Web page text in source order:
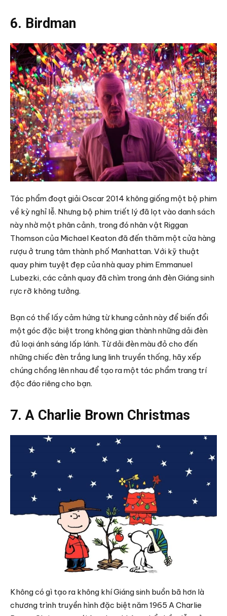
6. Birdman
Tác phẩm đoạt giải Oscar 2014 không giống một bộ phim
về kỳ nghỉ lễ. Nhưng bộ phim triết lý đã lọt vào danh sách
này nhờ một phân cảnh, trong đó nhân vật Riggan
Thomson của Michael Keaton đã đến thăm một cửa hàng
rượu ở trung tâm thành phố Manhattan. Với kỹ thuật
quay phim tuyệt đẹp của nhà quay phim Emmanuel
Lubezki, các cảnh quay đã chìm trong ánh đèn Giáng sinh
rực rỡ không tưởng.
Bạn có thể lấy cảm hứng từ khung cảnh này để biến đổi
một góc đặc biệt trong không gian thành những dải đèn
đủ loại ánh sáng lấp lánh. Từ dải đèn màu đỏ cho đến
những chiếc đèn trắng lung linh truyền thống, hãy xếp
chúng chồng lên nhau để tạo ra một tác phẩm trang trí
độc đáo riêng cho bạn.
7. A Charlie Brown Christmas
Không có gì tạo ra không khí Giáng sinh buồn bã hơn là
chương trình truyền hình đặc biệt năm 1965 A Charlie